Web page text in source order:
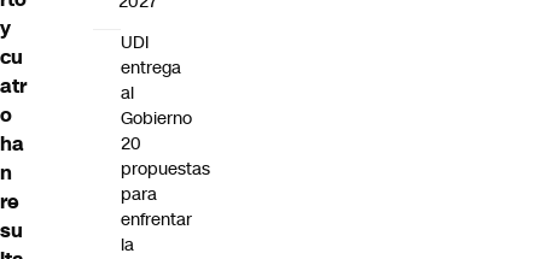
y
cu
atr
o
ha
n
re
su
UDI
entrega
al
Gobierno
20
propuestas
para
enfrentar
la